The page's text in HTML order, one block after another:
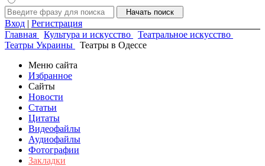
Вход | Регистрация
Главная
Культура и искусство
Театральное искусство
Театры Украины
Театры в Одессе
Меню сайта
Избранное
Сайты
Новости
Статьи
Цитаты
Видеофайлы
Аудиофайлы
Фотографии
Закладки